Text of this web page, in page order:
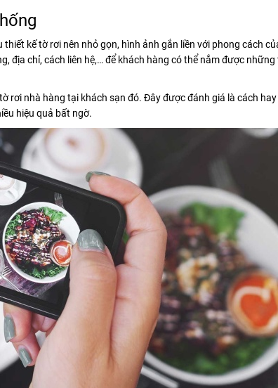
kế tờ rơi nên nhỏ gọn, hình ảnh gắn liền với phong cách
địa chỉ, cách liên hệ,… để khách hàng có thể nắm được
rơi nhà hàng tại khách sạn đó. Đây được đánh giá là cách hay
hiệu quả bất ngờ.